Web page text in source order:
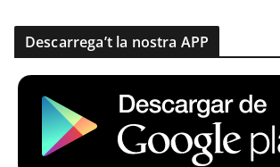
Descarrega’t la nostra APP